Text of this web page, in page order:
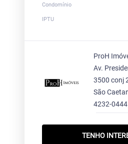
Condomínio
IPTU
ProH
Av.
3500 conj
São
4232-0444
TENHO